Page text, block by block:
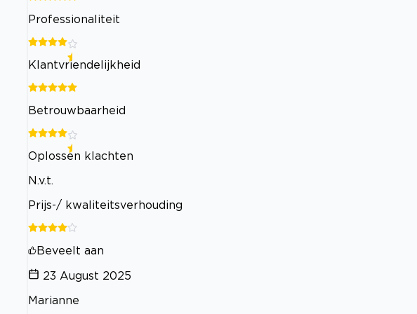
Professionaliteit
Klantvriendelijkheid
Betrouwbaarheid
Oplossen klachten
N.v.t.
Prijs-/ kwaliteitsverhouding
Beveelt aan
23 August 2025
Marianne